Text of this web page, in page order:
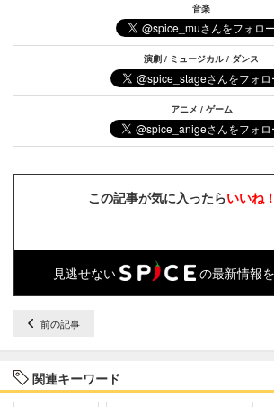
音楽
演劇 / ミュージカル / ダンス
アニメ / ゲーム
この記事が気に入ったらいいね！
見逃せない の最新情報
前の記事
関連キーワード